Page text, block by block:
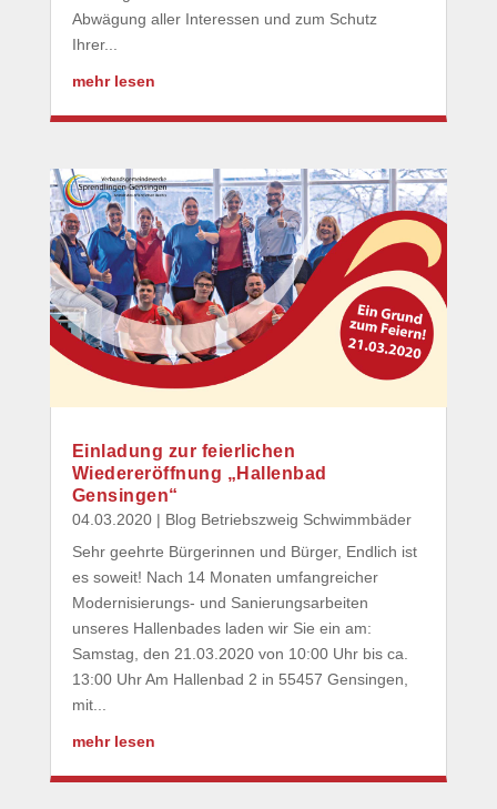
Abwägung aller Interessen und zum Schutz
Ihrer...
mehr lesen
Einladung zur feierlichen
Wiedereröffnung „Hallenbad
Gensingen“
04.03.2020| Blog Betriebszweig Schwimmbäder
Sehr geehrte Bürgerinnen und Bürger, Endlich ist
es soweit! Nach 14 Monaten umfangreicher
Modernisierungs- und Sanierungsarbeiten
unseres Hallenbades laden wir Sie ein am:
Samstag, den 21.03.2020 von 10:00 Uhr bis ca.
13:00 Uhr Am Hallenbad 2 in 55457 Gensingen,
mit...
mehr lesen